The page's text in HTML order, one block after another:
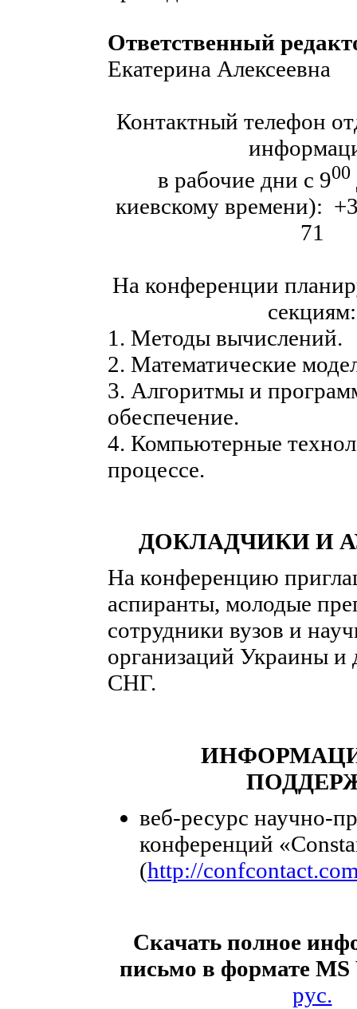
Ответственный
Екатерина Алексеевна
Контактный телефон
в рабочие дни с 900
киевскому времени):
71
На конференции
секциям:
1. Методы вычислений.
2. Математические
3. Алгоритмы и
обеспечение.
4. Компьютерные
процессе.
ДОКЛАДЧИКИ И
На конференцию
аспиранты, молодые
сотрудники вузов и
организаций Украины и
СНГ.
веб-ресурс научно-
конференций
(http://
Скачать полное
письмо в формате
рус.